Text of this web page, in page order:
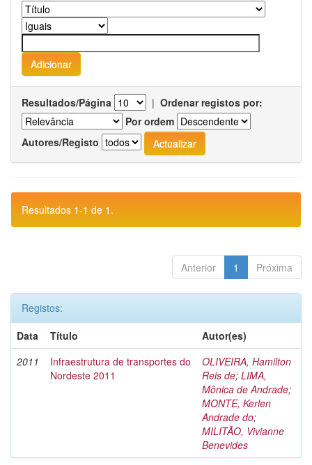
Resultados/Página | Ordenar registos por:
Por ordem
Autores/Registo
Resultados 1-1 de 1.
Anterior 1 Próxima
Registos:
Data
Título
Autor(es)
2011
Infraestrutura de transportes do
Nordeste 2011
OLIVEIRA, Hamilton
Reis de; LIMA,
Mônica de Andrade;
MONTE, Kerlen
Andrade do;
MILITÃO, Vivianne
Benevides